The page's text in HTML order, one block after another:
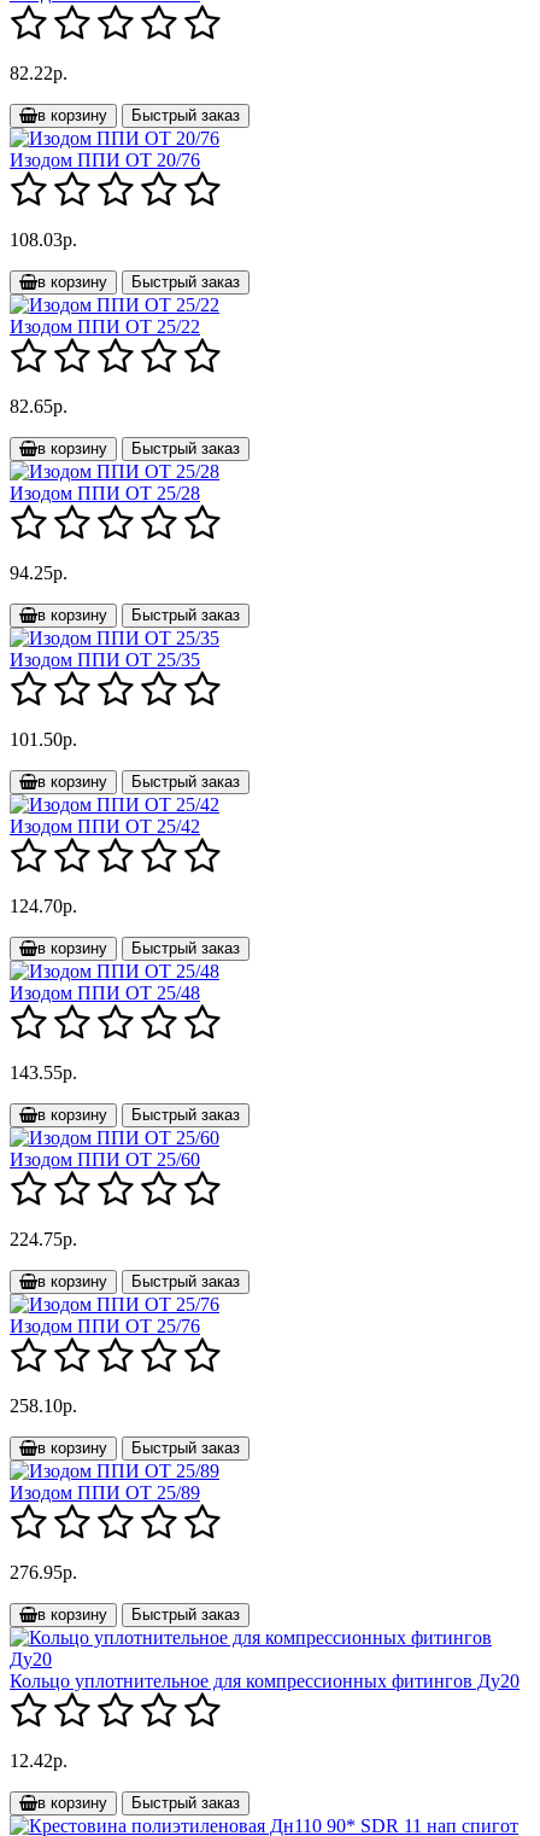
82.22р.
в корзину Быстрый заказ
Изодом ППИ ОТ 20/76
108.03р.
в корзину Быстрый заказ
Изодом ППИ ОТ 25/22
82.65р.
в корзину Быстрый заказ
Изодом ППИ ОТ 25/28
94.25р.
в корзину Быстрый заказ
Изодом ППИ ОТ 25/35
101.50р.
в корзину Быстрый заказ
Изодом ППИ ОТ 25/42
124.70р.
в корзину Быстрый заказ
Изодом ППИ ОТ 25/48
143.55р.
в корзину Быстрый заказ
Изодом ППИ ОТ 25/60
224.75р.
в корзину Быстрый заказ
Изодом ППИ ОТ 25/76
258.10р.
в корзину Быстрый заказ
Изодом ППИ ОТ 25/89
276.95р.
в корзину Быстрый заказ
Кольцо уплотнительное для компрессионных фитингов Ду20
12.42р.
в корзину Быстрый заказ